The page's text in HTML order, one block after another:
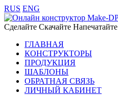
RUS ENG
Сделайте Скачайте Напечатайте
ГЛАВНАЯ
КОНСТРУКТОРЫ
ПРОДУКЦИЯ
ШАБЛОНЫ
ОБРАТНАЯ СВЯЗЬ
ЛИЧНЫЙ КАБИНЕТ